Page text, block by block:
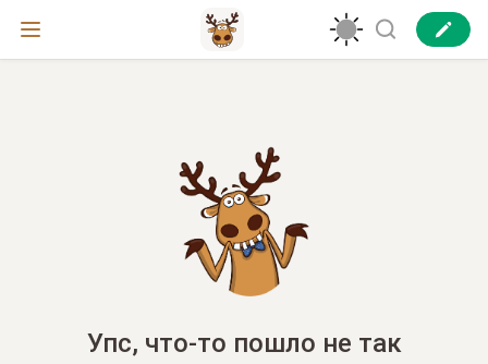
Упс, что-то пошло не так